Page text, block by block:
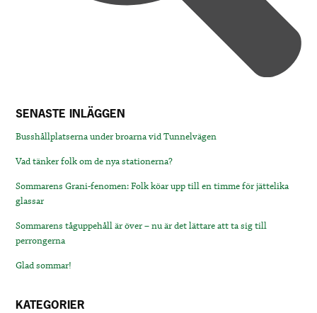
SENASTE INLÄGGEN
Busshållplatserna under broarna vid Tunnelvägen
Vad tänker folk om de nya stationerna?
Sommarens Grani-fenomen: Folk köar upp till en timme för jättelika
glassar
Sommarens tåguppehåll är över – nu är det lättare att ta sig till
perrongerna
Glad sommar!
KATEGORIER